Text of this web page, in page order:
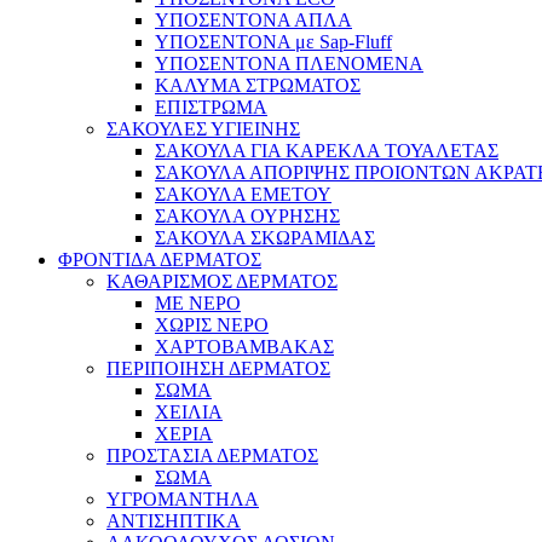
ΥΠΟΣΕΝΤΟΝΑ ΑΠΛΑ
ΥΠΟΣΕΝΤΟΝΑ με Sap-Fluff
ΥΠΟΣΕΝΤΟΝΑ ΠΛΕΝΟΜΕΝΑ
ΚΑΛΥΜΑ ΣΤΡΩΜΑΤΟΣ
ΕΠΙΣΤΡΩΜΑ
ΣΑΚΟΥΛΕΣ ΥΓΙΕΙΝΗΣ
ΣΑΚΟΥΛΑ ΓΙΑ ΚΑΡΕΚΛΑ ΤΟΥΑΛΕΤΑΣ
ΣΑΚΟΥΛΑ ΑΠΟΡΙΨΗΣ ΠΡΟΙΟΝΤΩΝ
ΣΑΚΟΥΛΑ ΕΜΕΤΟΥ
ΣΑΚΟΥΛΑ ΟΥΡΗΣΗΣ
ΣΑΚΟΥΛΑ ΣΚΩΡΑΜΙΔΑΣ
ΦΡΟΝΤΙΔΑ ΔΕΡΜΑΤΟΣ
ΚΑΘΑΡΙΣΜΟΣ ΔΕΡΜΑΤΟΣ
ΜΕ ΝΕΡΟ
ΧΩΡΙΣ ΝΕΡΟ
ΧΑΡΤΟΒΑΜΒΑΚΑΣ
ΠΕΡΙΠΟΙΗΣΗ ΔΕΡΜΑΤΟΣ
ΣΩΜΑ
ΧΕΙΛΙΑ
ΧΕΡΙΑ
ΠΡΟΣΤΑΣΙΑ ΔΕΡΜΑΤΟΣ
ΣΩΜΑ
ΥΓΡΟΜΑΝΤΗΛΑ
ΑΝΤΙΣΗΠΤΙΚΑ